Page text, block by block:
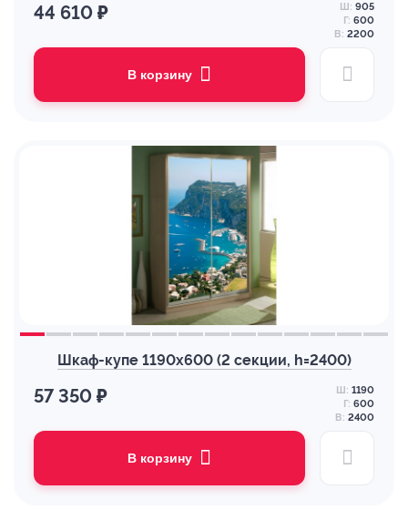
44 610 ₽ Ш: 905
Г: 600
В: 2200
В корзину
Шкаф-купе 1190х600 (2 секции, h=2400)
57 350 ₽ Ш: 1190
Г: 600
В: 2400
В корзину